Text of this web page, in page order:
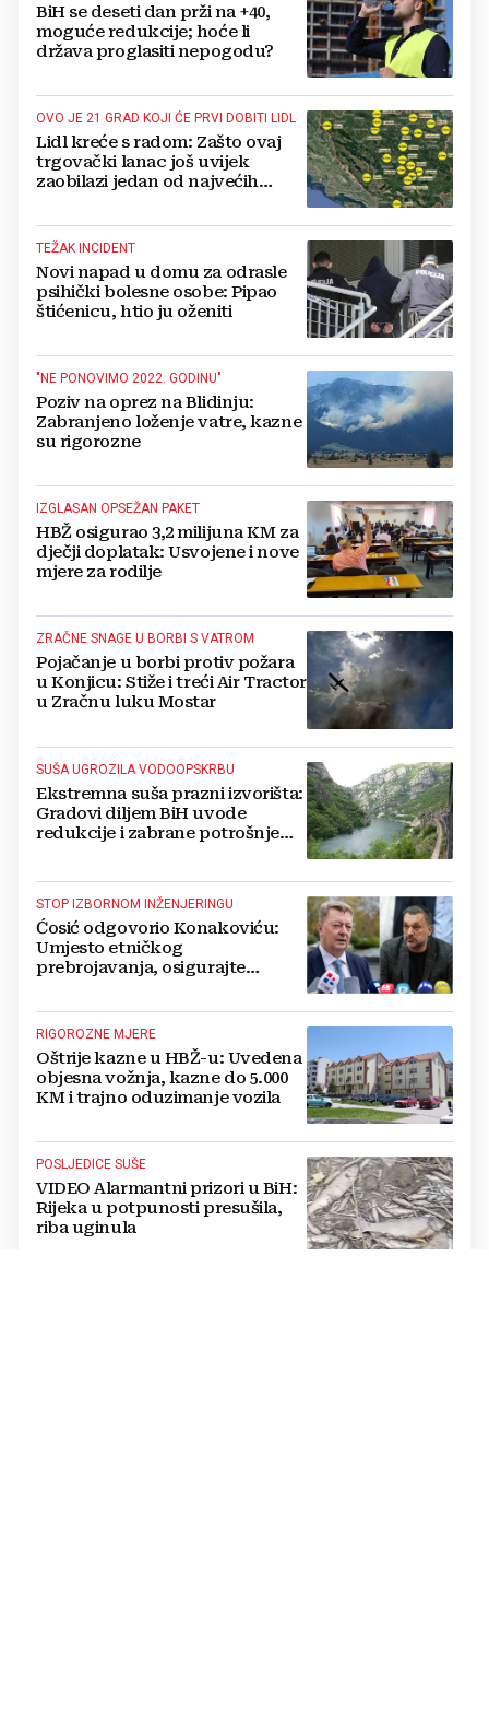
BiH se deseti dan prži na +40,
moguće redukcije; hoće li
država proglasiti nepogodu?
OVO JE 21 GRAD KOJI ĆE PRVI DOBITI LIDL
Lidl kreće s radom: Zašto ovaj
trgovački lanac još uvijek
zaobilazi jedan od najvećih
TEŽAK INCIDENT
Novi napad u domu za odrasle
psihički bolesne osobe: Pipao
štićenicu, htio ju oženiti
"NE PONOVIMO 2022. GODINU"
Poziv na oprez na Blidinju:
Zabranjeno loženje vatre, kazne
su rigorozne
IZGLASAN OPSEŽAN PAKET
HBŽ osigurao 3,2 milijuna KM za
dječji doplatak: Usvojene i nove
mjere za rodilje
ZRAČNE SNAGE U BORBI S VATROM
Pojačanje u borbi protiv požara
u Konjicu: Stiže i treći Air Tractor
u Zračnu luku Mostar
SUŠA UGROZILA VODOOPSKRBU
Ekstremna suša prazni izvorišta:
Gradovi diljem BiH uvode
redukcije i zabrane potrošnje
STOP IZBORNOM INŽENJERINGU
Ćosić odgovorio Konakoviću:
Umjesto etničkog
prebrojavanja, osigurajte
RIGOROZNE MJERE
Oštrije kazne u HBŽ-u: Uvedena
objesna vožnja, kazne do 5.000
KM i trajno oduzimanje vozila
POSLJEDICE SUŠE
VIDEO Alarmantni prizori u BiH:
Rijeka u potpunosti presušila,
riba uginula